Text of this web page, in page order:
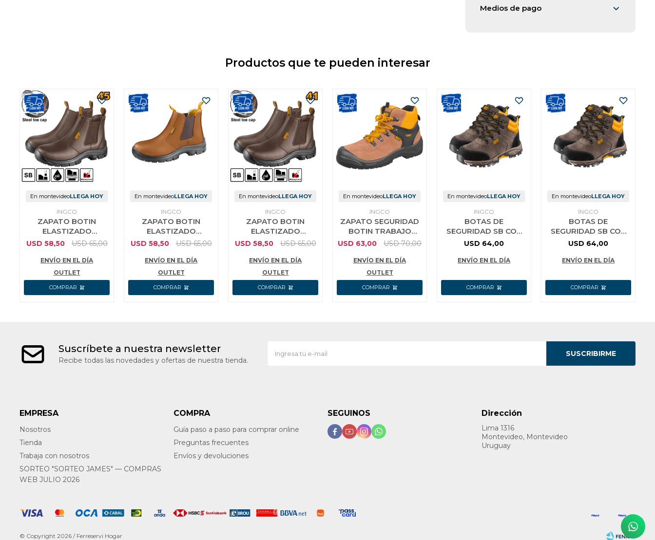
Medios de pago
Productos que te pueden interesar
En montevideoLLEGA HOY
INGCO
ZAPATO BOTIN
ELASTIZADO
MARRON TRABAJO
USD 58,50 USD 65,00
ENVÍO EN EL DÍA
OUTLET
En montevideoLLEGA HOY
INGCO
ZAPATO BOTIN
ELASTIZADO
MARRON TRABAJO
USD 58,50 USD 65,00
ENVÍO EN EL DÍA
OUTLET
En montevideoLLEGA HOY
INGCO
ZAPATO BOTIN
ELASTIZADO
MARRON TRABAJO
USD 58,50 USD 65,00
ENVÍO EN EL DÍA
OUTLET
En montevideoLLEGA HOY
INGCO
ZAPATO SEGURIDAD
BOTIN TRABAJO
INGCO TALLE 44
USD 63,00 USD 70,00
ENVÍO EN EL DÍA
OUTLET
En montevideoLLEGA HOY
INGCO
BOTAS DE
SEGURIDAD SB CON
PUNTERA ACERO
SSH11SB.42
USD 64,00
ENVÍO EN EL DÍA
En montevideoLLEGA HOY
INGCO
BOTAS DE
SEGURIDAD SB CON
PUNTERA ACERO
SSH11SB.41
USD 64,00
ENVÍO EN EL DÍA
Suscríbete a nuestra newsletter
Recibe todas las novedades y ofertas de nuestra tienda.
SUSCRIBIRME
EMPRESA
Nosotros
Tienda
Trabaja con nosotros
SORTEO "SORTEO JAMES" — COMPRAS
WEB JULIO 2026
COMPRA
Guía paso a paso para comprar online
Preguntas frecuentes
Envíos y devoluciones
Dirección
Lima 1316
Montevideo, Montevideo
Uruguay
SEGUINOS
   
© Copyright 2026 / Ferreservi Hogar